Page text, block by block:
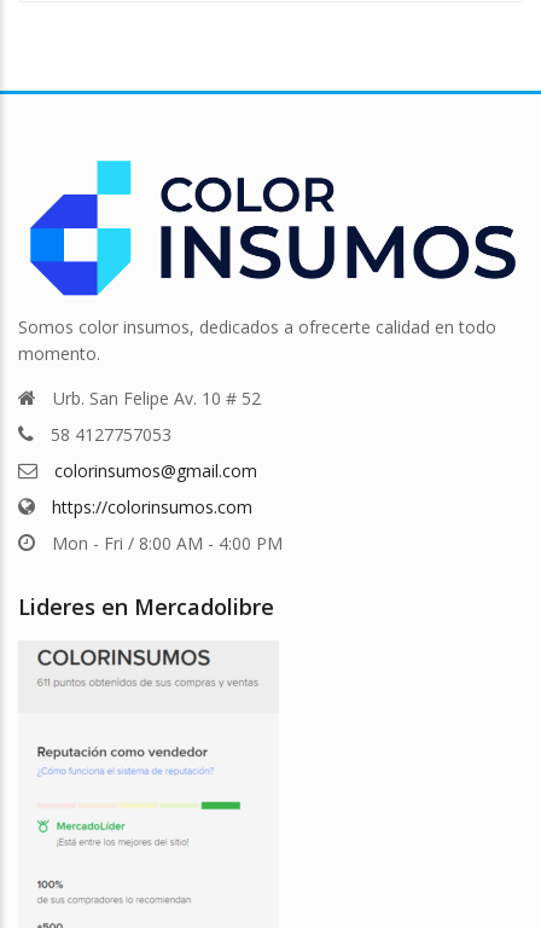
Somos color insumos, dedicados a ofrecerte calidad en todo
momento.
Urb. San Felipe Av. 10 # 52
58 4127757053
colorinsumos@gmail.com
https://colorinsumos.com
Mon - Fri / 8:00 AM - 4:00 PM
Lideres en Mercadolibre